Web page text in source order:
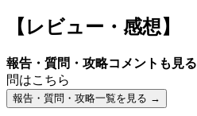
【レビュー・感想】
報告・質問・攻略コメントも見る
問はこちら
報告・質問・攻略一覧を見る →